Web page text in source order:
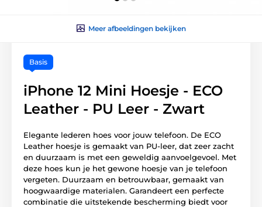
Meer afbeeldingen bekijken
Basis
iPhone 12 Mini Hoesje - ECO
Leather - PU Leer - Zwart
Elegante lederen hoes voor jouw telefoon. De ECO
Leather hoesje is gemaakt van PU-leer, dat zeer zacht
en duurzaam is met een geweldig aanvoelgevoel. Met
deze hoes kun je het gewone hoesje van je telefoon
vergeten. Duurzaam en betrouwbaar, gemaakt van
hoogwaardige materialen. Garandeert een perfecte
combinatie die uitstekende bescherming biedt voor